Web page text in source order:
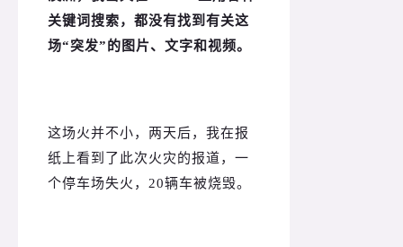
关键词搜索，都没有找到有关这
场“突发”的图片、文字和视频。
这场火并不小，两天后，我在报
纸上看到了此次火灾的报道，一
个停车场失火，20辆车被烧毁。